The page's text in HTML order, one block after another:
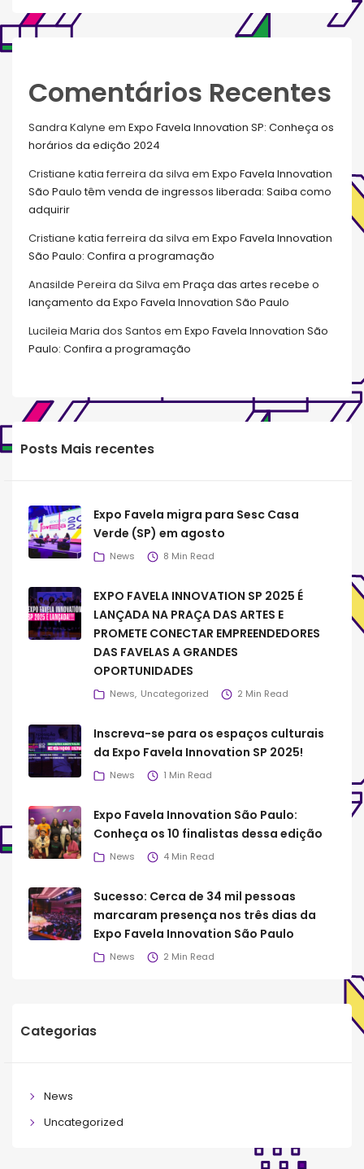
Comentários Recentes
Sandra Kalyne em Expo Favela Innovation SP: Conheça os
horários da edição 2024
Cristiane katia ferreira da silva em Expo Favela Innovation
São Paulo têm venda de ingressos liberada: Saiba como
adquirir
Cristiane katia ferreira da silva em Expo Favela Innovation
São Paulo: Confira a programação
Anasilde Pereira da Silva em Praça das artes recebe o
lançamento da Expo Favela Innovation São Paulo
Lucileia Maria dos Santos em Expo Favela Innovation São
Paulo: Confira a programação
Posts Mais recentes
Expo Favela migra para Sesc Casa
Verde (SP) em agosto
News 8 Min Read
EXPO FAVELA INNOVATION SP 2025 É
LANÇADA NA PRAÇA DAS ARTES E
PROMETE CONECTAR EMPREENDEDORES
DAS FAVELAS A GRANDES
OPORTUNIDADES
News Uncategorized 2 Min Read
Inscreva-se para os espaços culturais
da Expo Favela Innovation SP 2025!
News 1 Min Read
Expo Favela Innovation São Paulo:
Conheça os 10 finalistas dessa edição
News 4 Min Read
Sucesso: Cerca de 34 mil pessoas
marcaram presença nos três dias da
Expo Favela Innovation São Paulo
News 2 Min Read
Categorias
News
Uncategorized